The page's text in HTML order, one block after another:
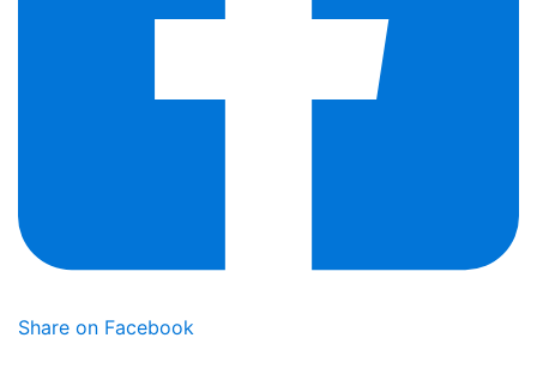
Share on Facebook